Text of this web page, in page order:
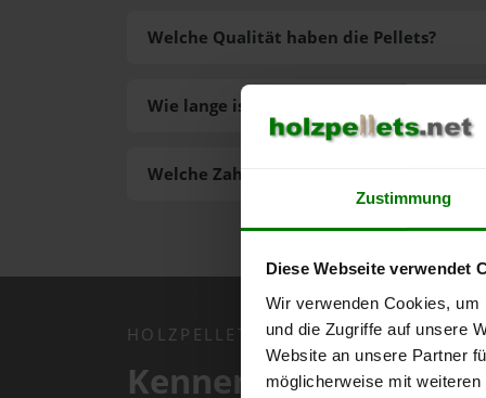
Zustimmung
Diese Webseite verwendet
Wir verwenden Cookies,
und die Zugriffe auf unsere
Website an unsere Partner
möglicherweise mit
Welche Zahlungsarten gibt es?
Welche Qualität haben die Pellets?
Wie lange ist die Lieferzeit der Pellets?
HOLZPELLETS.NET APP
Kennen Sie schon